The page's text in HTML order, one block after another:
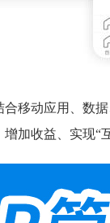
移动应用、数
加收益、实现“